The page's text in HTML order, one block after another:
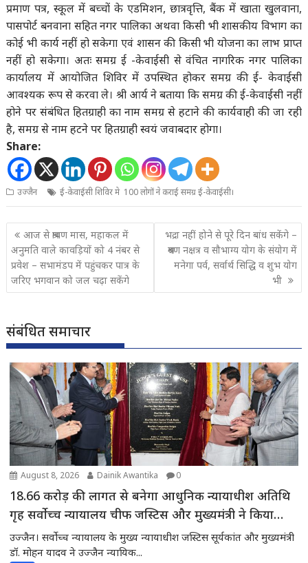
प्रमाण पत्र, स्कूल में बच्चों के एडमिशन, छात्रवृत्ति, बैंक में खाता खुलवाना,
पासपोर्ट बनवाना सहित नगर पालिका अथवा किसी भी शासकीय विभाग का
कोई भी कार्य नहीं हो सकेगा एवं शासन की किसी भी योजना का लाभ प्राप्त
नहीं हो सकेगा। अतः समग्र ई -केवाईसी से वंचित नागरिक नगर पालिका
कार्यालय में आयोजित शिविर में उपस्थित होकर समग्र की ई- केवाईसी
आवश्यक रूप से करवा ले। श्री आर्य ने बताया कि समग्र की ई-केवाईसी नहीं
होने पर संबंधित हितग्राही का नाम समग्र से हटाने की कार्यवाही की जा रही
है, समग्र से नाम हटने पर हितग्राही स्वयं जवाबदार होगा।
Share:
उज्जैन ई-केवाईसी शिविर मे 100 लोगों ने कराई समग्र ई-केवाईसी।
Post
navigation
आज से श्रावण मास, महाकल में
अनुमति वाले कावड़ियों को 4 नंबर से
प्रवेश – सभामंडप में पहुंचकर पात्र के
जरिए भगवान को जल चढ़ा सकेंगे
भद्रा नहीं होने से पूरे दिन बांध सकेंगे –
श्रवण नक्षत्र व सौभाग्य योग के संयोग में
मनेगा पर्व, सर्वार्थ सिद्धि व शुभ योग
भी
संबंधित समाचार
August 8, 2026 Dainik Awantika 0
18.66 करोड़ की लागत से बनेगा आधुनिक न्यायाधीश अतिथि
गृह सर्वोच्च न्यायालय चीफ जस्टिस और मुख्यमंत्री ने किया
भूमिपूजन
उज्जैन। सर्वोच्च न्यायालय के मुख्य न्यायाधीश जस्टिस सूर्यकांत और मुख्यमंत्री
डॉ. मोहन यादव ने उज्जैन न्यायिक...